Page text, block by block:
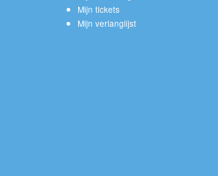
Mijn tickets
Mijn verlanglijst